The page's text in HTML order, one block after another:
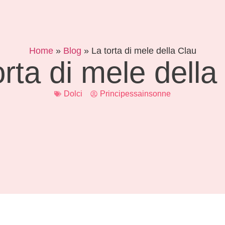
Home» Blog » La torta di mele della Clau
di mele della
Dolci Principessainsonne